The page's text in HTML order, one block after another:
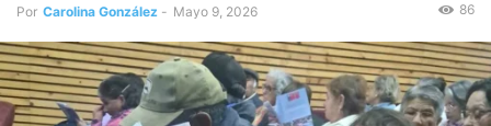
Por Carolina González - Mayo 9, 2026 86